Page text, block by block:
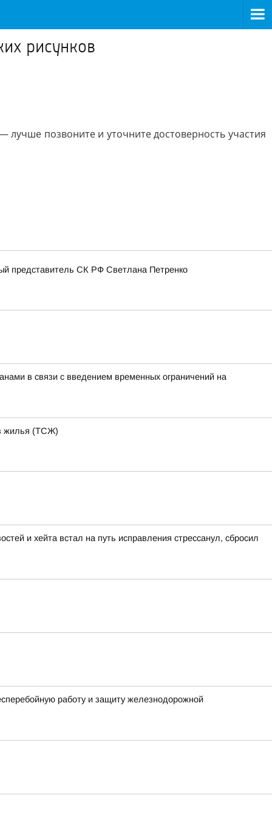
рисунков
лучше позвоните и уточните достоверность участия
представитель СК РФ Светлана Петренко
в связи с введением временных ограничений на
жилья (ТСЖ)
и хейта встал на путь исправления стрессанул, сбросил
работу и защиту железнодорожной